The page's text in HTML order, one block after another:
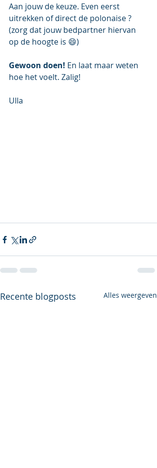
Aan jouw de keuze. Even eerst
uitrekken of direct de polonaise ?
(zorg dat jouw bedpartner hiervan
op de hoogte is 😄)
Gewoon doen! En laat maar weten
hoe het voelt. Zalig!
Ulla
Recente blogposts Alles weergeven